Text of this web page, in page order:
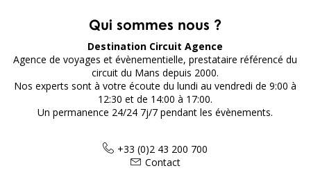
Qui sommes nous ?
Destination Circuit Agence
Agence de voyages et évènementielle, prestataire référencé du
circuit du Mans depuis 2000.
Nos experts sont à votre écoute du lundi au vendredi de 9:00 à
12:30 et de 14:00 à 17:00.
Un permanence 24/24 7j/7 pendant les évènements.
+33 (0)2 43 200 700
Contact